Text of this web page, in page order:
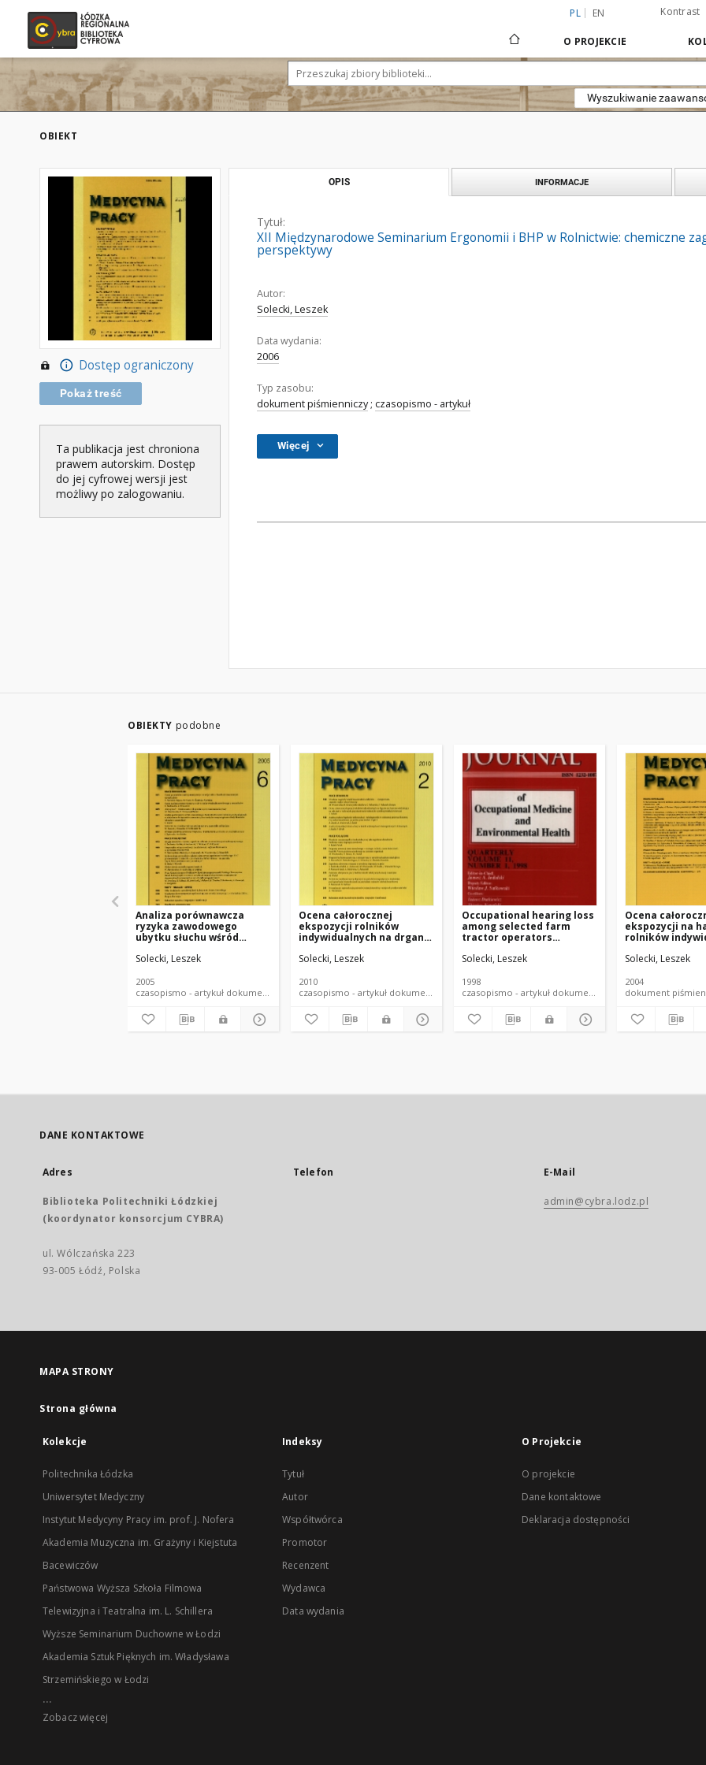
PL EN Kontrast
O PROJEKCIE
Wyszukiwanie
OBIEKT
Dostęp ograniczony
Pokaż treść
Ta publikacja jest chroniona
prawem autorskim. Dostęp
do jej cyfrowej wersji jest
możliwy po zalogowaniu.
OPIS INFORMACJE
Tytuł:
XII Międzynarodowe Seminarium Ergonomii i BHP w Rolnictwie: chemiczne
perspektywy
Autor:
Solecki, Leszek
Data wydania:
2006
Typ zasobu:
dokument piśmienniczy; czasopismo - artykuł
Więcej
OBIEKTY podobne
Analiza porównawcza
ryzyka zawodowego
ubytku słuchu wśród
odniesieniu do kryteriów
w rozporządzeniu Rady
Ministrów (aktualne i
Solecki, Leszek
2005
czasopismo - artykuł dokument piśmienniczy
Ocena całorocznej
ekspozycji rolników
indywidualnych na drgania
na całe ciało w wybranych
rodzinnych o profilu
produkcji zwierzęcej.
Solecki, Leszek
2010
czasopismo - artykuł dokument piśmienniczy
Occupational hearing loss
among selected farm
tractor operators
multiproduction farms in
Solecki, Leszek
1998
czasopismo - artykuł dokument piśmienniczy
Ocena
ekspozycji na
rolników
gospodarstwach
produkcji
Solecki, Leszek
2004
DANE KONTAKTOWE
Adres
Biblioteka Politechniki Łódzkiej
(koordynator konsorcjum CYBRA)
ul. Wólczańska 223
93-005 Łódź, Polska
Telefon E-Mail
admin@cybra.lodz.pl
MAPA STRONY
Strona główna
Kolekcje
Politechnika Łódzka
Uniwersytet Medyczny
Instytut Medycyny Pracy im. prof. J. Nofera
Akademia Muzyczna im. Grażyny i Kiejstuta
Bacewiczów
Państwowa Wyższa Szkoła Filmowa
Telewizyjna i Teatralna im. L. Schillera
Wyższe Seminarium Duchowne w Łodzi
Akademia Sztuk Pięknych im. Władysława
Strzemińskiego w Łodzi
...
Zobacz więcej
Indeksy
Tytuł
Autor
Współtwórca
Promotor
Recenzent
Wydawca
Data wydania
O Projekcie
O projekcie
Dane kontaktowe
Deklaracja dostępności